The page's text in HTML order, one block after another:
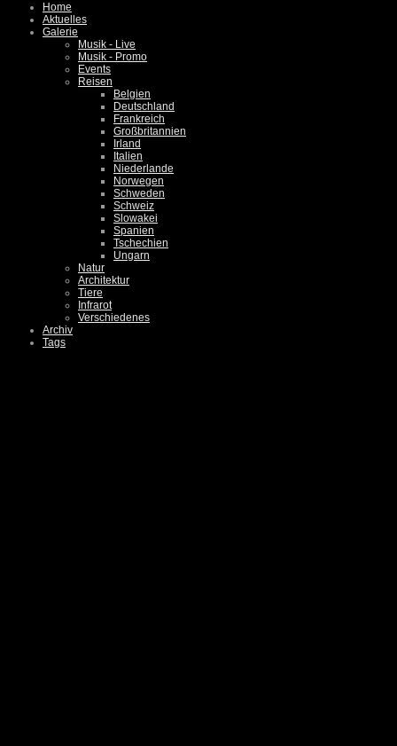
Home
Aktuelles
Galerie
Musik - Live
Musik - Promo
Events
Reisen
Belgien
Deutschland
Frankreich
Großbritannien
Irland
Italien
Niederlande
Norwegen
Schweden
Schweiz
Slowakei
Spanien
Tschechien
Ungarn
Natur
Architektur
Tiere
Infrarot
Verschiedenes
Archiv
Tags